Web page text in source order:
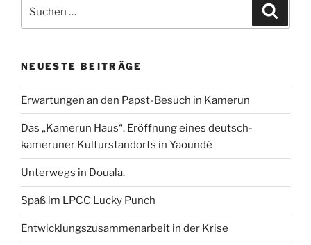
b
t
nach:
NEUESTE BEITRÄGE
Erwartungen an den Papst-Besuch in Kamerun
Das „Kamerun Haus“. Eröffnung eines deutsch-
kameruner Kulturstandorts in Yaoundé
Unterwegs in Douala.
Spaß im LPCC Lucky Punch
Entwicklungszusammenarbeit in der Krise